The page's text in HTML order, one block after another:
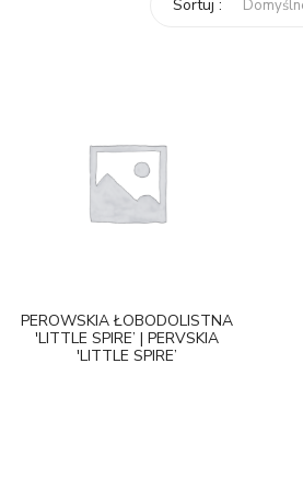
Sortuj :
PEROWSKIA ŁOBODOLISTNA
'LITTLE SPIRE’ | PERVSKIA
'LITTLE SPIRE’